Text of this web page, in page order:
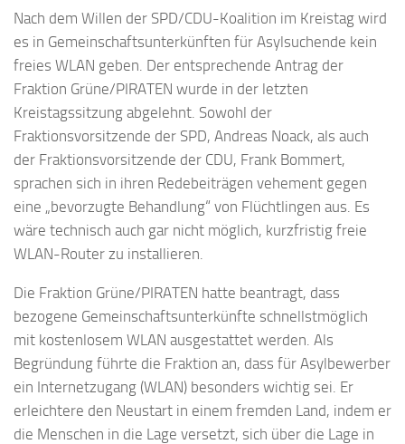
Nach dem Willen der SPD/CDU-Koalition im Kreistag wird
es in Gemeinschaftsunterkünften für Asylsuchende kein
freies WLAN geben. Der entsprechende Antrag der
Fraktion Grüne/PIRATEN wurde in der letzten
Kreistagssitzung abgelehnt. Sowohl der
Fraktionsvorsitzende der SPD, Andreas Noack, als auch
der Fraktionsvorsitzende der CDU, Frank Bommert,
sprachen sich in ihren Redebeiträgen vehement gegen
eine „bevorzugte Behandlung“ von Flüchtlingen aus. Es
wäre technisch auch gar nicht möglich, kurzfristig freie
WLAN-Router zu installieren.
Die Fraktion Grüne/PIRATEN hatte beantragt, dass
bezogene Gemeinschaftsunterkünfte schnellstmöglich
mit kostenlosem WLAN ausgestattet werden. Als
Begründung führte die Fraktion an, dass für Asylbewerber
ein Internetzugang (WLAN) besonders wichtig sei. Er
erleichtere den Neustart in einem fremden Land, indem er
die Menschen in die Lage versetzt, sich über die Lage in